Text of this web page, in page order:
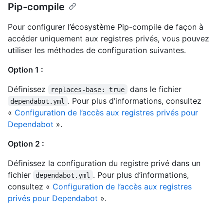
Pip-compile
Pour configurer l’écosystème Pip-compile de façon à
accéder uniquement aux registres privés, vous pouvez
utiliser les méthodes de configuration suivantes.
Option 1 :
Définissez
replaces-base: true dans le fichier
dependabot.yml
. Pour plus d’informations, consultez
« Configuration de l’accès aux registres privés pour
Dependabot ».
Option 2 :
Définissez la configuration du registre privé dans un
fichier
dependabot.yml
. Pour plus d’informations,
consultez « Configuration de l’accès aux registres
privés pour Dependabot ».